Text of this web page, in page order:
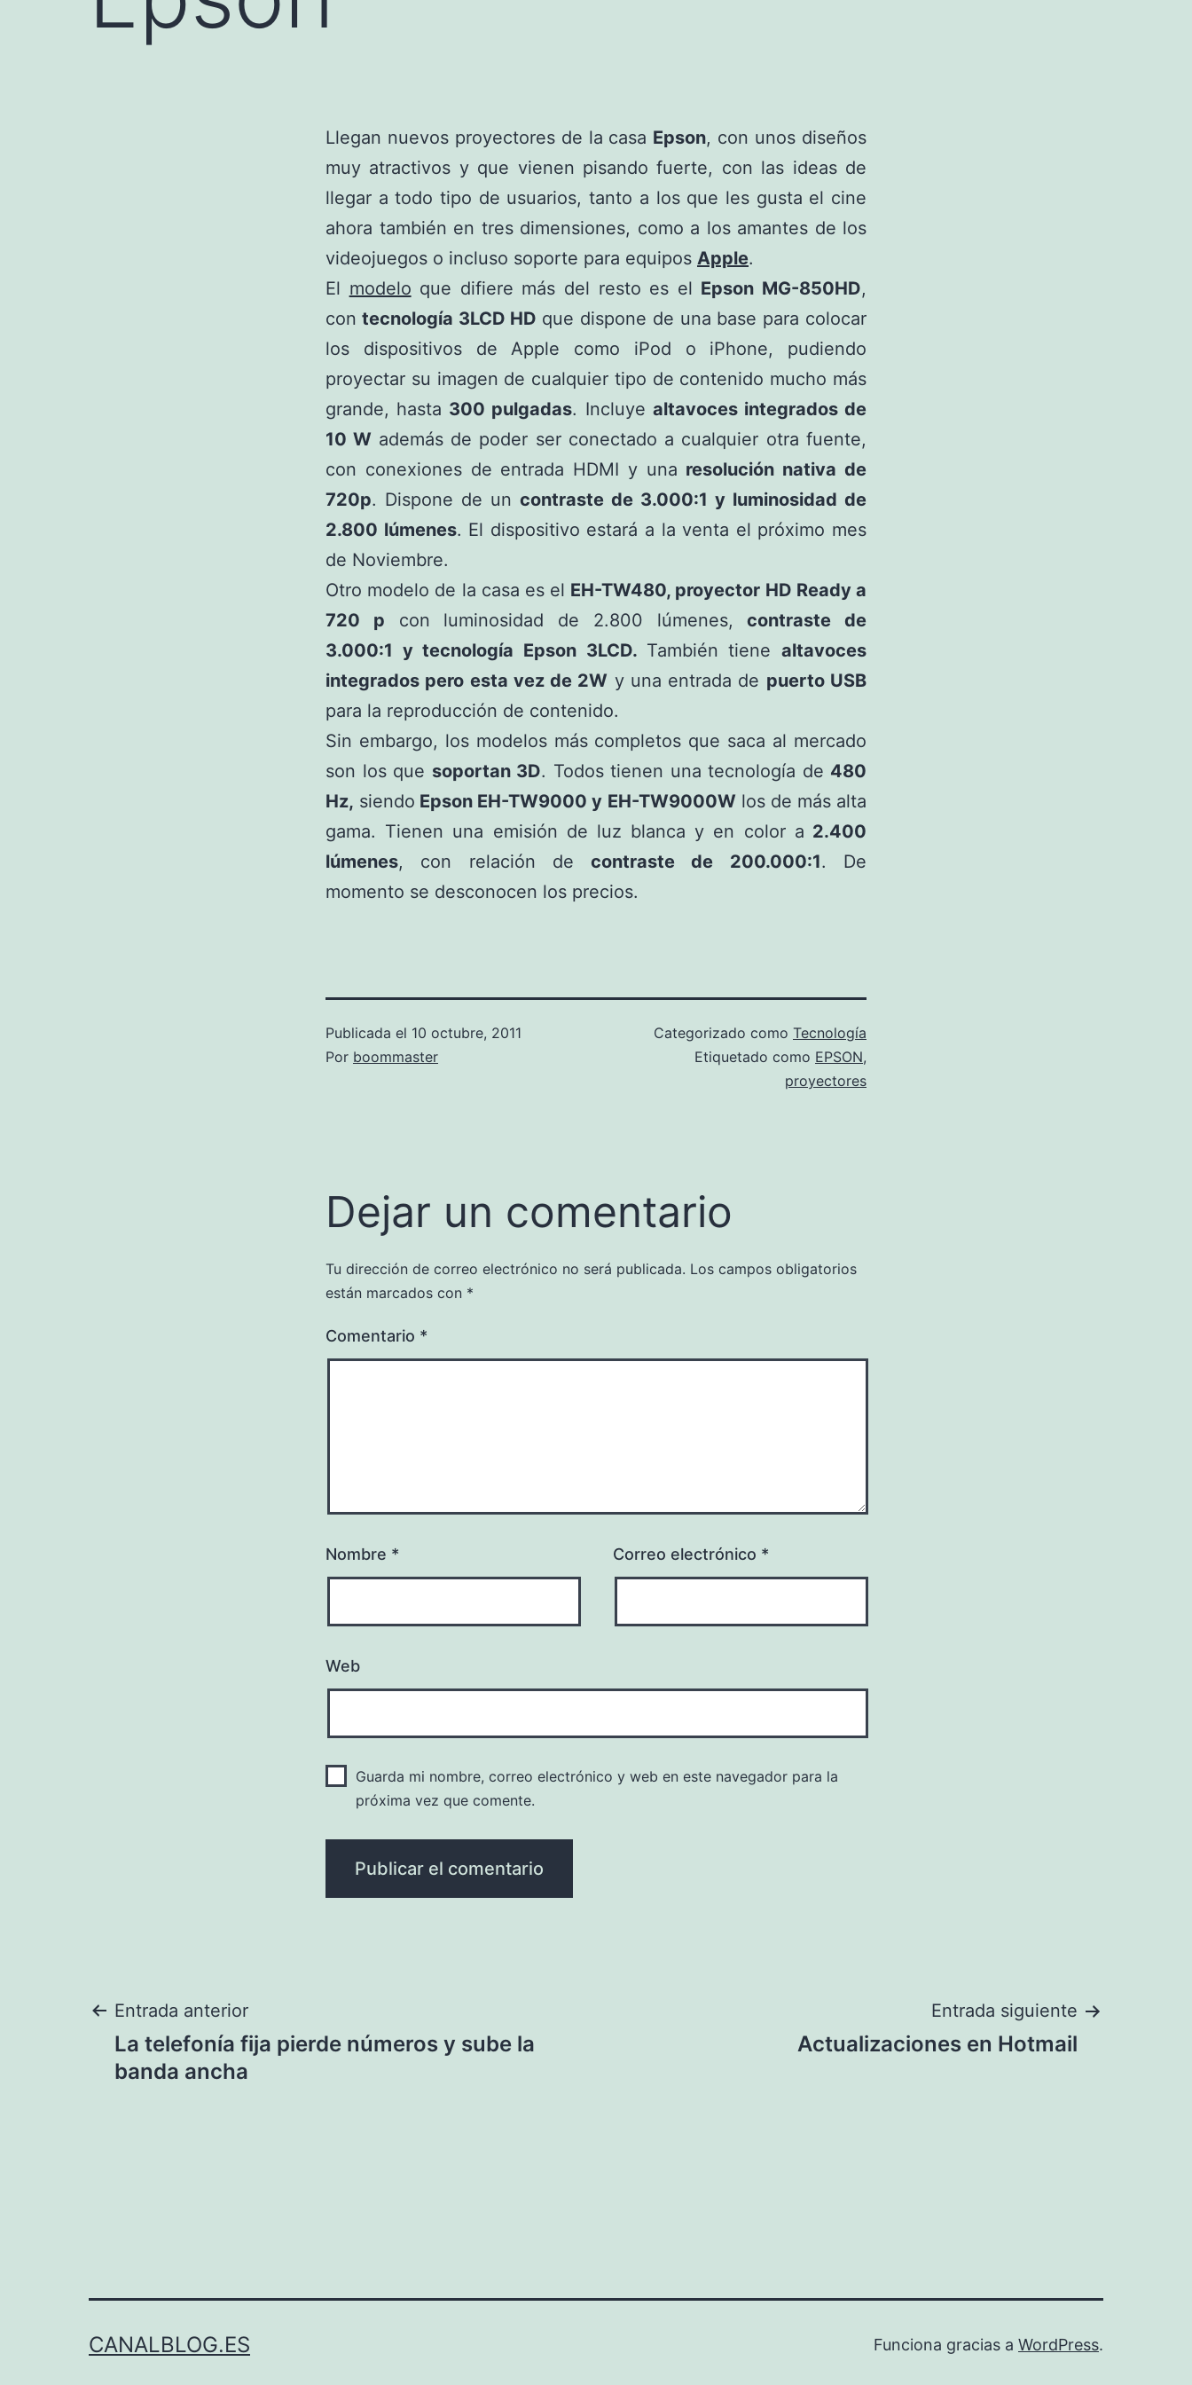
Llegan nuevos proyectores de la casa Epson, con unos diseños
muy atractivos y que vienen pisando fuerte, con las ideas de
llegar a todo tipo de usuarios, tanto a los que les gusta el cine
ahora también en tres dimensiones, como a los amantes de los
videojuegos o incluso soporte para equipos Apple.
El modelo que difiere más del resto es el Epson MG-850HD,
con tecnología 3LCD HD que dispone de una base para colocar
los dispositivos de Apple como iPod o iPhone, pudiendo
proyectar su imagen de cualquier tipo de contenido mucho más
grande, hasta 300 pulgadas. Incluye altavoces integrados de
10 W además de poder ser conectado a cualquier otra fuente,
con conexiones de entrada HDMI y una resolución nativa de
720p. Dispone de un contraste de 3.000:1 y luminosidad de
2.800 lúmenes. El dispositivo estará a la venta el próximo mes
de Noviembre.
Otro modelo de la casa es el EH-TW480, proyector HD Ready a
720 p con luminosidad de 2.800 lúmenes,contraste de
3.000:1 y tecnología Epson 3LCD. También tienealtavoces
integrados pero esta vez de 2W y una entrada de puerto USB
para la reproducción de contenido.
Sin embargo, los modelos más completos que saca al mercado
son los que soportan 3D. Todos tienen una tecnología de 480
Hz, siendo Epson EH-TW9000 y EH-TW9000W los de más alta
gama. Tienen una emisión de luz blanca y en color a 2.400
lúmenes, con relación de contraste de 200.000:1. De
momento se desconocen los precios.
Publicada el 10 octubre, 2011
Por boommaster
Categorizado como Tecnología
Etiquetado como EPSON,
proyectores
Dejar un comentario
Tu dirección de correo electrónico no será publicada. Los campos obligatorios
están marcados con *
Comentario *
Nombre * Correo electrónico *
Web
Guarda mi nombre, correo electrónico y web en este navegador para la
próxima vez que comente.
Navegación
de
Entrada anterior
La telefonía fija pierde números y sube la
banda ancha
Entrada siguiente
Actualizaciones en Hotmail
CANALBLOG.ES Funciona gracias a WordPress.